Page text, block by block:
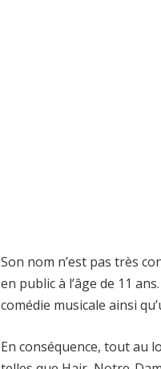
Son nom n’est pas très
en public à l’âge de 11
comédie musicale ainsi
En conséquence, tout au